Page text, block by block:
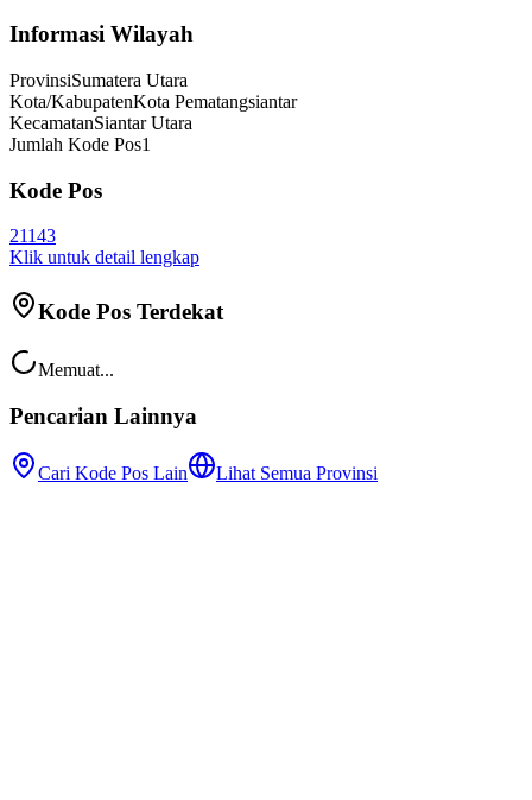
Informasi Wilayah
ProvinsiSumatera Utara
Kota/KabupatenKota Pematangsiantar
KecamatanSiantar Utara
Jumlah Kode Pos1
Kode Pos
21143
Klik untuk detail lengkap
Kode Pos Terdekat
Memuat...
Pencarian Lainnya
Cari Kode Pos Lain Lihat Semua Provinsi